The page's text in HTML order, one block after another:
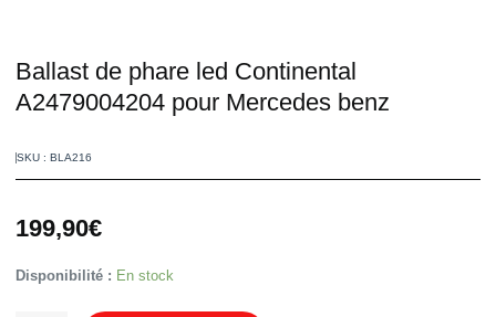
Ballast de phare led Continental
A2479004204 pour Mercedes benz
SKU : BLA216
199,90€
Disponibilité : En stock
Quantité